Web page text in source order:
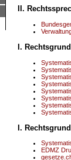
II.
I.
I.
EDMZ